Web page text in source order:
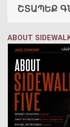
ՇՏԱՊԵՔ
ABOUT